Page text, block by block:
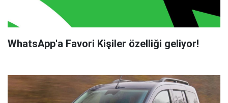
WhatsApp'a Favori Kişiler özelliği geliyor!